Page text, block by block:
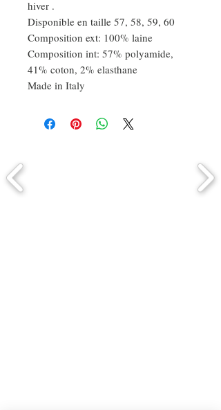
hiver .
Disponible en taille 57, 58, 59, 60
Composition ext: 100% laine
Composition int: 57% polyamide,
41% coton, 2% elasthane
Made in Italy